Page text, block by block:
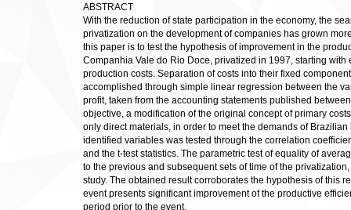
ABSTRACT
With the reduction of state participation in the economy, the
privatization on the development of companies has grown
this paper is to test the hypothesis of improvement in the
Companhia Vale do Rio Doce, privatized in 1997, starting with
production costs. Separation of costs into their fixed
accomplished through simple linear regression between the
profit, taken from the accounting statements published
objective, a modification of the original concept of primary
only direct materials, in order to meet the demands of
identified variables was tested through the correlation
and the t-test statistics. The parametric test of equality of
to the previous and subsequent sets of time of the
study. The obtained result corroborates the hypothesis of this
event presents significant improvement of the productive
period prior to the event.